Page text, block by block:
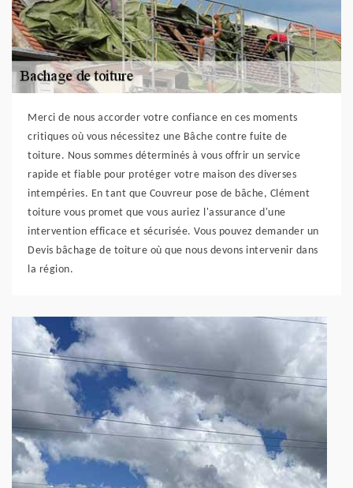
Merci de nous accorder votre confiance en ces moments
critiques où vous nécessitez une Bâche contre fuite de
toiture. Nous sommes déterminés à vous offrir un service
rapide et fiable pour protéger votre maison des diverses
intempéries. En tant que Couvreur pose de bâche, Clément
toiture vous promet que vous auriez l'assurance d'une
intervention efficace et sécurisée. Vous pouvez demander un
Devis bâchage de toiture où que nous devons intervenir dans
la région.